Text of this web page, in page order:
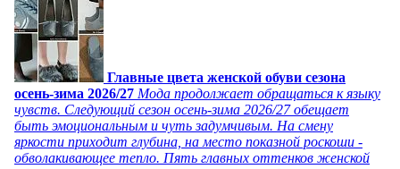
Главные цвета женской обуви сезона
осень-зима 2026/27 Мода продолжает обращаться к языку
чувств. Следующий сезон осень-зима 2026/27 обещает
быть эмоциональным и чуть задумчивым. На смену
яркости приходит глубина, на место показной роскоши -
обволакивающее тепло. Пять главных оттенков женской